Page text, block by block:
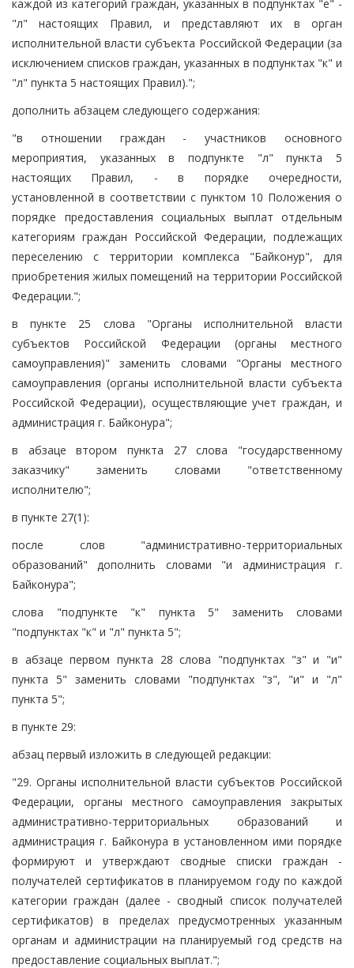
каждой из категорий граждан, указанных в подпунктах "е" -
"л" настоящих Правил, и представляют их в орган
исполнительной власти субъекта Российской Федерации (за
исключением списков граждан, указанных в подпунктах "к" и
"л" пункта 5 настоящих Правил).";
дополнить абзацем следующего содержания:
"в отношении граждан - участников основного
мероприятия, указанных в подпункте "л" пункта 5
настоящих Правил, - в порядке очередности,
установленной в соответствии с пунктом 10 Положения о
порядке предоставления социальных выплат отдельным
категориям граждан Российской Федерации, подлежащих
переселению с территории комплекса "Байконур", для
приобретения жилых помещений на территории Российской
Федерации.";
в пункте 25 слова "Органы исполнительной власти
субъектов Российской Федерации (органы местного
самоуправления)" заменить словами "Органы местного
самоуправления (органы исполнительной власти субъекта
Российской Федерации), осуществляющие учет граждан, и
администрация г. Байконура";
в абзаце втором пункта 27 слова "государственному
заказчику" заменить словами "ответственному
исполнителю";
в пункте 27(1):
после слов "административно-территориальных
образований" дополнить словами "и администрация г.
Байконура";
слова "подпункте "к" пункта 5" заменить словами
"подпунктах "к" и "л" пункта 5";
в абзаце первом пункта 28 слова "подпунктах "з" и "и"
пункта 5" заменить словами "подпунктах "з", "и" и "л"
пункта 5";
в пункте 29:
абзац первый изложить в следующей редакции:
"29. Органы исполнительной власти субъектов Российской
Федерации, органы местного самоуправления закрытых
административно-территориальных образований и
администрация г. Байконура в установленном ими порядке
формируют и утверждают сводные списки граждан -
получателей сертификатов в планируемом году по каждой
категории граждан (далее - сводный список получателей
сертификатов) в пределах предусмотренных указанным
органам и администрации на планируемый год средств на
предоставление социальных выплат.";